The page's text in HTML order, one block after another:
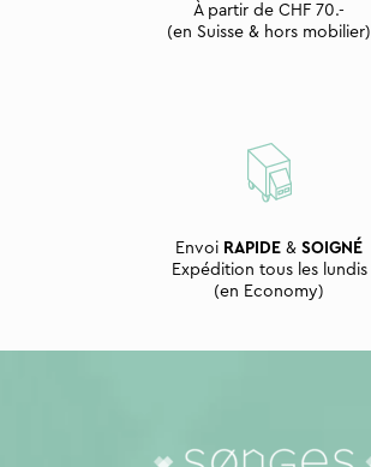
À partir de CHF 70.-
(en Suisse & hors mobilier)
Envoi RAPIDE & SOIGNÉ
Expédition tous les lundis
(en Economy)